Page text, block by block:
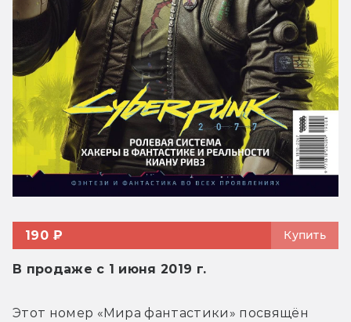
190 ₽ Купить
В продаже с 1 июня 2019 г.
Этот номер «Мира фантастики» посвящён